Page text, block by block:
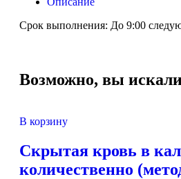
Срок выполнения: До 9:00
Возможно, вы
В корзину
Скрытая кровь в
количественно